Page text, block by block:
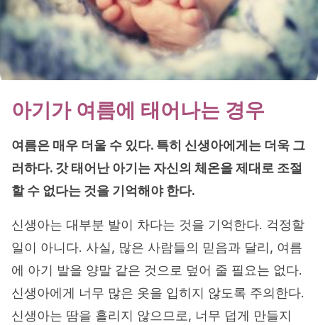
아기가 여름에 태어나는 경우
여름은 매우 더울 수 있다. 특히 신생아에게는 더욱 그
러하다. 갓 태어난 아기는 자신의 체온을 제대로 조절
할 수 없다는 것을 기억해야 한다.
신생아는 대부분 발이 차다는 것을 기억한다. 걱정할
일이 아니다. 사실, 많은 사람들의 믿음과 달리, 여름
에 아기 발을 양말 같은 것으로 덮어 줄 필요는 없다.
신생아에게 너무 많은 옷을 입히지 않도록 주의한다.
신생아는 땀을 흘리지 않으므로, 너무 덥게 만들지